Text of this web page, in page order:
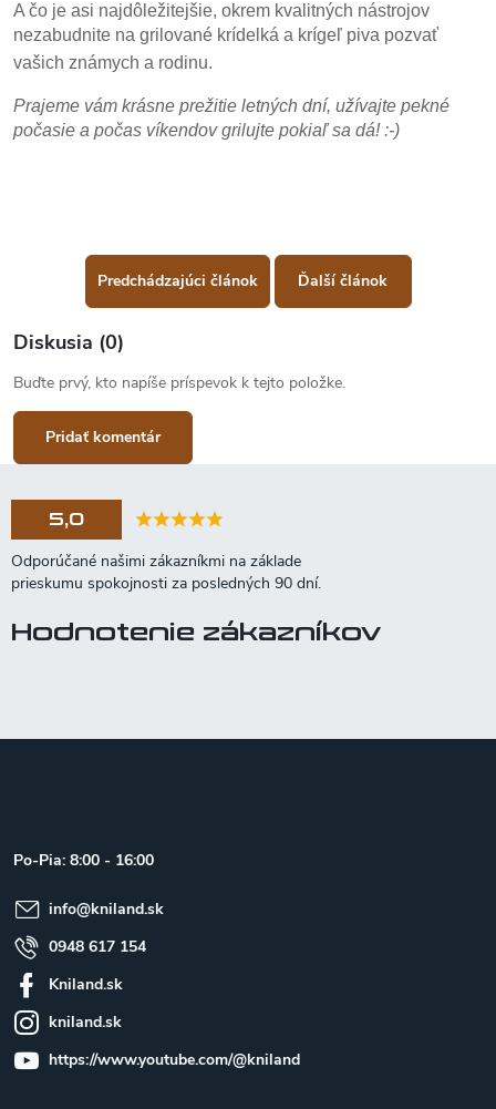
A čo je asi najdôležitejšie, okrem kvalitných nástrojov
nezabudnite na grilované krídelká a krígeľ piva pozvať
vašich známych a rodinu.
Prajeme vám krásne prežitie letných dní, užívajte pekné
počasie a počas víkendov grilujte pokiaľ sa dá! :-)
Predchádzajúci článok Ďalší článok
Diskusia (0)
Buďte prvý, kto napíše príspevok k tejto položke.
Pridať komentár
5,0
Hodnotenie zákazníkov
Po-Pia: 8:00 - 16:00
info@kniland.sk
0948 617 154
Kniland.sk
kniland.sk
https://www.youtube.com/@kniland